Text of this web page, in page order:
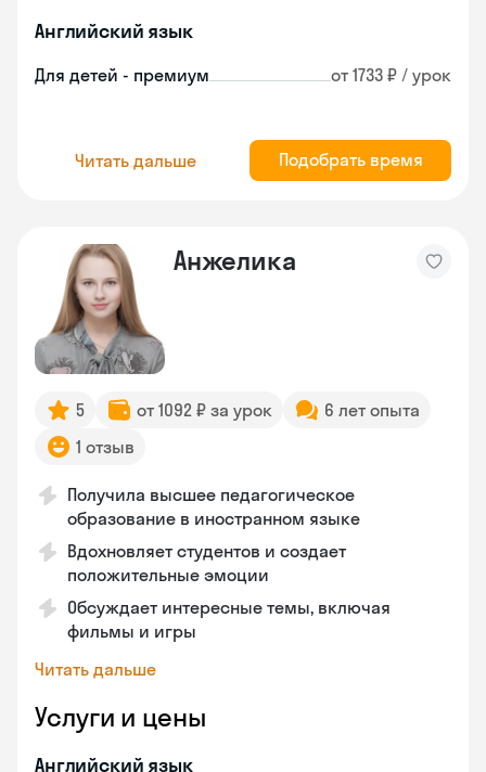
Английский язык
Для детей - премиум от 1733 ₽ / урок
Читать дальше Подобрать время
Анжелика
5 от 1092 ₽ за урок
6 лет опыта
1 отзыв
Получила высшее педагогическое
образование в иностранном языке
Вдохновляет студентов и создает
положительные эмоции
Обсуждает интересные темы, включая
фильмы и игры
Читать дальше
Услуги и цены
Английский язык